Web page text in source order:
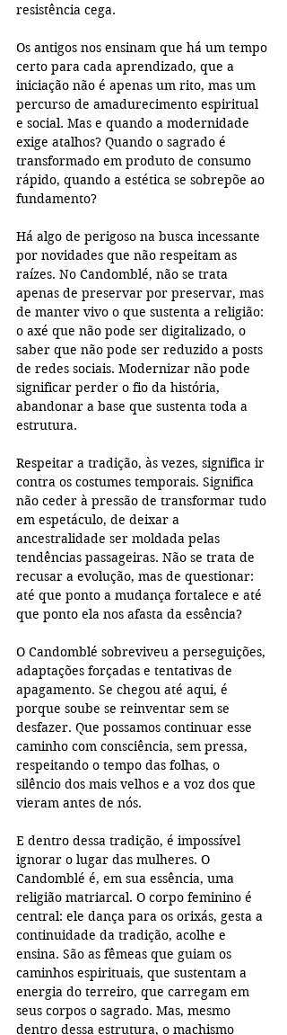
resistência cega.
Os antigos nos ensinam que há um tempo
certo para cada aprendizado, que a
iniciação não é apenas um rito, mas um
percurso de amadurecimento espiritual
e social. Mas e quando a modernidade
exige atalhos? Quando o sagrado é
transformado em produto de consumo
rápido, quando a estética se sobrepõe ao
fundamento?
Há algo de perigoso na busca incessante
por novidades que não respeitam as
raízes. No Candomblé, não se trata
apenas de preservar por preservar, mas
de manter vivo o que sustenta a religião:
o axé que não pode ser digitalizado, o
saber que não pode ser reduzido a posts
de redes sociais. Modernizar não pode
significar perder o fio da história,
abandonar a base que sustenta toda a
estrutura.
Respeitar a tradição, às vezes, significa ir
contra os costumes temporais. Significa
não ceder à pressão de transformar tudo
em espetáculo, de deixar a
ancestralidade ser moldada pelas
tendências passageiras. Não se trata de
recusar a evolução, mas de questionar:
até que ponto a mudança fortalece e até
que ponto ela nos afasta da essência?
O Candomblé sobreviveu a perseguições,
adaptações forçadas e tentativas de
apagamento. Se chegou até aqui, é
porque soube se reinventar sem se
desfazer. Que possamos continuar esse
caminho com consciência, sem pressa,
respeitando o tempo das folhas, o
silêncio dos mais velhos e a voz dos que
vieram antes de nós.
E dentro dessa tradição, é impossível
ignorar o lugar das mulheres. O
Candomblé é, em sua essência, uma
religião matriarcal. O corpo feminino é
central: ele dança para os orixás, gesta a
continuidade da tradição, acolhe e
ensina. São as fêmeas que guiam os
caminhos espirituais, que sustentam a
energia do terreiro, que carregam em
seus corpos o sagrado. Mas, mesmo
dentro dessa estrutura, o machismo